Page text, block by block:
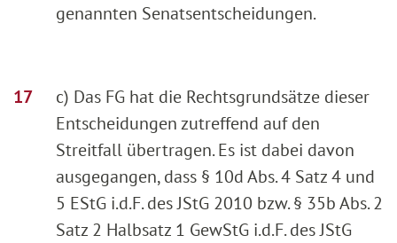
genannten Senatsentscheidungen.
c) Das FG hat die Rechtsgrundsätze dieser
Entscheidungen zutreffend auf den
Streitfall übertragen. Es ist dabei davon
ausgegangen, dass § 10d Abs. 4 Satz 4 und
5 EStG i.d.F. des JStG 2010 bzw. § 35b Abs. 2
Satz 2 Halbsatz 1 GewStG i.d.F. des JStG